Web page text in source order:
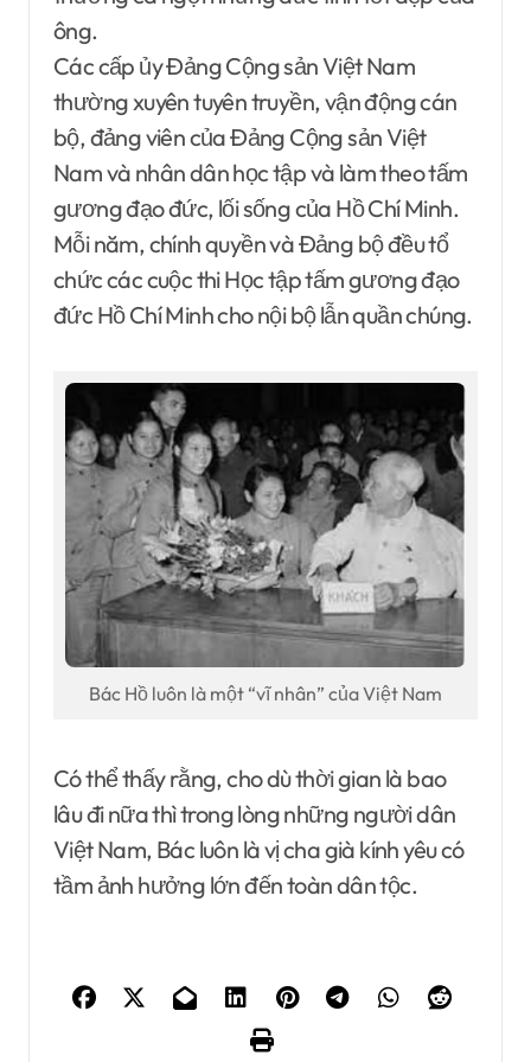
ông.
Các cấp ủy Đảng Cộng sản Việt Nam
thường xuyên tuyên truyền, vận động cán
bộ, đảng viên của Đảng Cộng sản Việt
Nam và nhân dân học tập và làm theo tấm
gương đạo đức, lối sống của Hồ Chí Minh.
Mỗi năm, chính quyền và Đảng bộ đều tổ
chức các cuộc thi Học tập tấm gương đạo
đức Hồ Chí Minh cho nội bộ lẫn quần chúng.
Bác Hồ luôn là một “vĩ nhân” của Việt Nam
Có thể thấy rằng, cho dù thời gian là bao
lâu đi nữa thì trong lòng những người dân
Việt Nam, Bác luôn là vị cha già kính yêu có
tầm ảnh hưởng lớn đến toàn dân tộc.